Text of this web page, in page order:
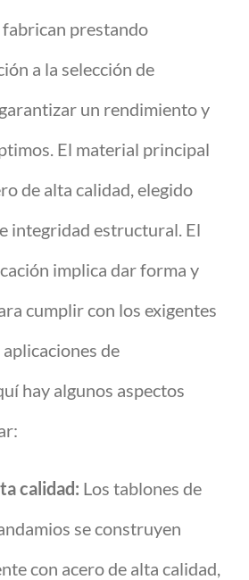
prestando
a la selección de
un rendimiento y
El material principal
de alta calidad, elegido
integridad estructural. El
implica dar forma y
cumplir con los exigentes
de
hay algunos aspectos
calidad: Los tablones de
se construyen
con acero de alta calidad,